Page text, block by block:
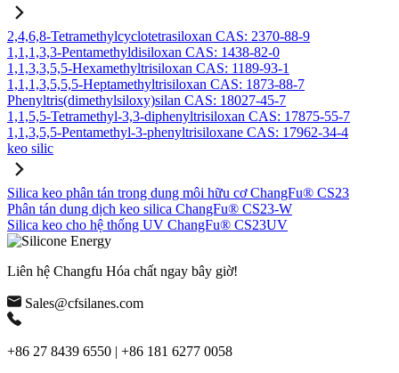
2,4,6,8-Tetramethylcyclotetrasiloxan CAS: 2370-88-9
1,1,1,3,3-Pentamethyldisiloxan CAS: 1438-82-0
1,1,3,3,5,5-Hexamethyltrisiloxan CAS: 1189-93-1
1,1,1,3,5,5,5-Heptamethyltrisiloxan CAS: 1873-88-7
Phenyltris(dimethylsiloxy)silan CAS: 18027-45-7
1,1,5,5-Tetramethyl-3,3-diphenyltrisiloxan CAS: 17875-55-7
1,1,3,5,5-Pentamethyl-3-phenyltrisiloxane CAS: 17962-34-4
keo silic
Silica keo phân tán trong dung môi hữu cơ ChangFu® CS23
Phân tán dung dịch keo silica ChangFu® CS23-W
Silica keo cho hệ thống UV ChangFu® CS23UV
Liên hệ Changfu Hóa chất ngay bây giờ!
Sales@cfsilanes.com
+86 27 8439 6550 | +86 181 6277 0058